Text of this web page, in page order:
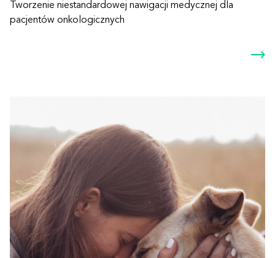
Tworzenie niestandardowej nawigacji medycznej dla
pacjentów onkologicznych